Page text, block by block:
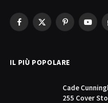
Facebook
X
Pinterest
IL PIÙ POPOLARE
Cade
255 Cover